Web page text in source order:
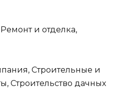
и отделка,
Строительные и
Строительство дачных